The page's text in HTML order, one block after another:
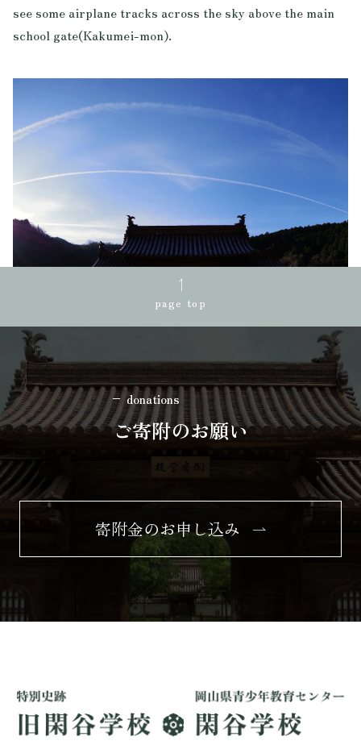
see some airplane tracks across the sky above the main
school gate(Kakumei-mon).
page top
donations
ご寄附のお願い
寄附金のお申し込み